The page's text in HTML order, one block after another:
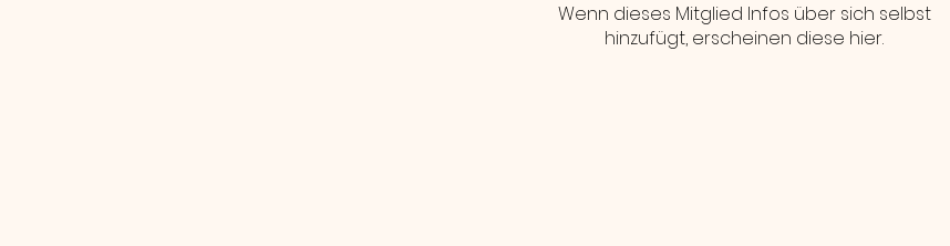
Wenn dieses Mitglied Infos über sich selbst
hinzufügt, erscheinen diese hier.